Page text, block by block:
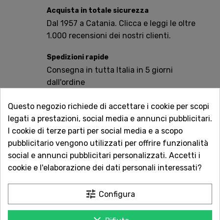
Acquista in totale sicurezza
Dal 1957 a Catania. Clicca e leggi le oltre
1.000 recensioni dei nostri clienti.
Spedizioni rapide
Consegna in tutta Italia in 5 giorni
dall'ordine
Servizio Clienti sempre con te
Contattaci online oppure chiama per
qualsiasi informazione.
Ingredienti: Biscotto: farina di farro 60,1%, zucchero di
canna, olio extravergine di oliva, farina di fiocchi
da mais, agenti lievitanti (carbonato acido di ammonio,
carbonato acido di sodio), sale. Cioccolato al latte:
Questo negozio richiede di accettare i cookie per scopi
legati a prestazioni, social media e annunci pubblicitari.
I cookie di terze parti per social media e a scopo
pubblicitario vengono utilizzati per offrire funzionalità
social e annunci pubblicitari personalizzati. Accetti i
cookie e l'elaborazione dei dati personali interessati?
tune Configura